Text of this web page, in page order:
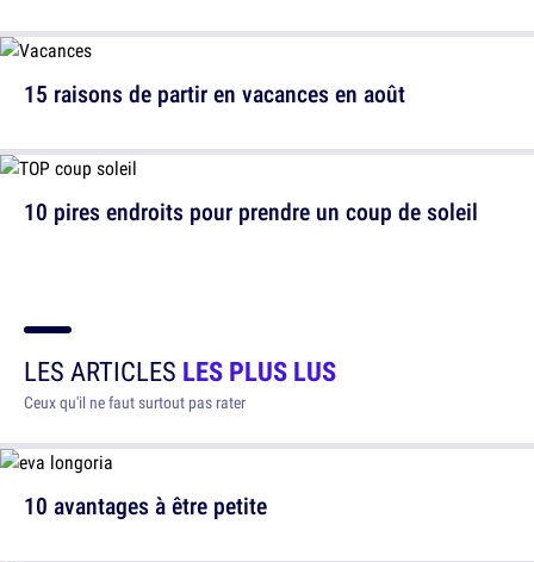
15 raisons de partir en vacances en août
10 pires endroits pour prendre un coup de soleil
LES ARTICLES LES PLUS LUS
Ceux qu'il ne faut surtout pas rater
10 avantages à être petite